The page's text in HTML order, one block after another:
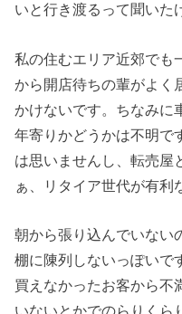
いと行き渡るって聞いた
私の住むエリア近郊でも
から開店待ちの輩がよく
かけないです。ちなみに
年寄りかどうかは不明で
は思いませんし、転売屋
ぁ、リタイア世代が有利
朝から張り込んでいない
棚に陳列しないっぽいで
買えなかったお客から不
いないとかでのらりくら